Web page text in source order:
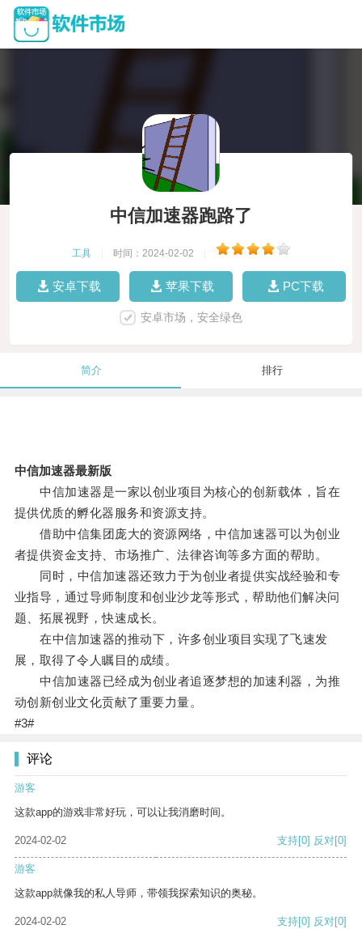
中信加速器跑路了
工具 时间：2024-02-02
安卓下载 苹果下载 PC下载
安卓市场，安全绿色
简介 排行
中信加速器最新版
中信加速器是一家以创业项目为核心的创新载体，旨在
提供优质的孵化器服务和资源支持。
借助中信集团庞大的资源网络，中信加速器可以为创业
者提供资金支持、市场推广、法律咨询等多方面的帮助。
同时，中信加速器还致力于为创业者提供实战经验和专
业指导，通过导师制度和创业沙龙等形式，帮助他们解决问
题、拓展视野，快速成长。
在中信加速器的推动下，许多创业项目实现了飞速发
展，取得了令人瞩目的成绩。
中信加速器已经成为创业者追逐梦想的加速利器，为推
动创新创业文化贡献了重要力量。
#3#
评论
游客
这款app的游戏非常好玩，可以让我消磨时间。
2024-02-02 支持[0] 反对[0]
游客
这款app就像我的私人导师，带领我探索知识的奥秘。
2024-02-02 支持[0] 反对[0]